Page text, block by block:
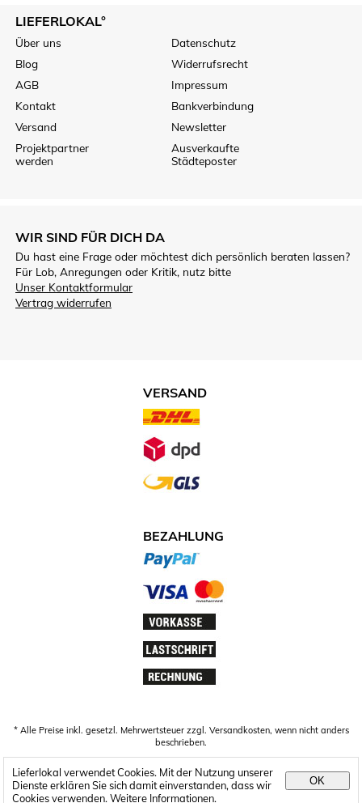
LIEFERLOKAL°
Über uns
Datenschutz
Blog
Widerrufsrecht
AGB
Impressum
Kontakt
Bankverbindung
Versand
Newsletter
Projektpartner
werden
Ausverkaufte
Städteposter
WIR SIND FÜR DICH DA
Du hast eine Frage oder möchtest dich persönlich beraten lassen?
Für Lob, Anregungen oder Kritik, nutz bitte
Unser Kontaktformular
Vertrag widerrufen
VERSAND
VERSANDARTEN.JPG
BEZAHLUNG
ZAHLUNGSARTEN.JPG
* Alle Preise inkl. gesetzl. Mehrwertsteuer zzgl. Versandkosten, wenn nicht anders
beschrieben.
Lieferlokal verwendet Cookies. Mit der Nutzung unserer
Dienste erklären Sie sich damit einverstanden, dass wir
Cookies verwenden.Weitere Informationen.
OK